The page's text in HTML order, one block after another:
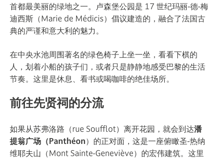
首都最美丽的绿地之一。卢森堡公园是 17 世纪玛丽-德-梅
迪西斯（Marie de Médicis）倡议建造的，融合了法国古
典的严谨和意大利的魅力。
在中央水池周围著名的绿色椅子上坐一坐，看看下棋的
人，划着小船的孩子们，或者只是静静地感受巴黎的生活
节奏。这里是休息、看书或喝咖啡的绝佳场所。
前往先贤祠的分流
如果从苏弗洛路（rue Soufflot）离开花园，就会到达潘
提翁广场（Panthéon）的正对面，这是一座俯瞰圣-热纳
维耶夫山（Mont Sainte-Geneviève）的宏伟建筑。这里